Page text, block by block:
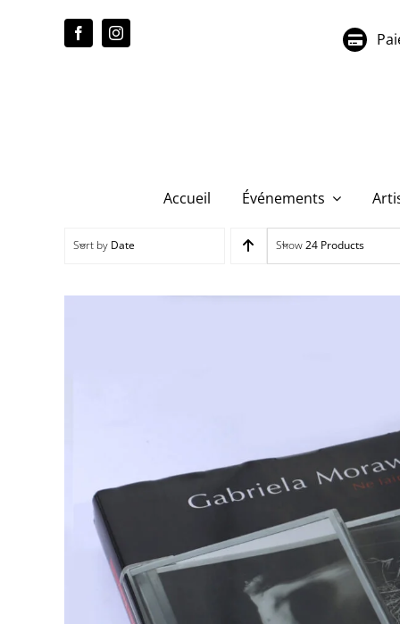
Accueil Événements
Sort by Date Show24 Products